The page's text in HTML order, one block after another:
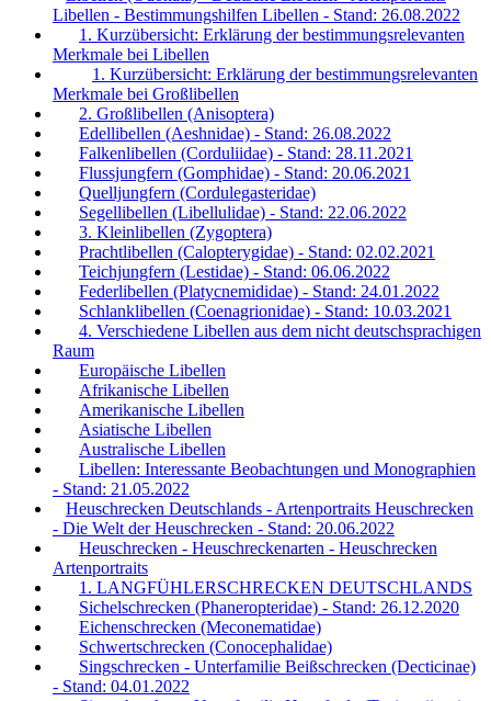
Libellen - Bestimmungshilfen Libellen - Stand: 26.08.2022
1. Kurzübersicht: Erklärung der bestimmungsrelevanten
Merkmale bei Libellen
1. Kurzübersicht: Erklärung der bestimmungsrelevanten
Merkmale bei Großlibellen
2. Großlibellen (Anisoptera)
Edellibellen (Aeshnidae) - Stand: 26.08.2022
Falkenlibellen (Corduliidae) - Stand: 28.11.2021
Flussjungfern (Gomphidae) - Stand: 20.06.2021
Quelljungfern (Cordulegasteridae)
Segellibellen (Libellulidae) - Stand: 22.06.2022
3. Kleinlibellen (Zygoptera)
Prachtlibellen (Calopterygidae) - Stand: 02.02.2021
Teichjungfern (Lestidae) - Stand: 06.06.2022
Federlibellen (Platycnemididae) - Stand: 24.01.2022
Schlanklibellen (Coenagrionidae) - Stand: 10.03.2021
4. Verschiedene Libellen aus dem nicht deutschsprachigen
Raum
Europäische Libellen
Afrikanische Libellen
Amerikanische Libellen
Asiatische Libellen
Australische Libellen
Libellen: Interessante Beobachtungen und Monographien
- Stand: 21.05.2022
Heuschrecken Deutschlands - Artenportraits Heuschrecken
- Die Welt der Heuschrecken - Stand: 20.06.2022
Heuschrecken - Heuschreckenarten - Heuschrecken
Artenportraits
1. LANGFÜHLERSCHRECKEN DEUTSCHLANDS
Sichelschrecken (Phaneropteridae) - Stand: 26.12.2020
Eichenschrecken (Meconematidae)
Schwertschrecken (Conocephalidae)
Singschrecken - Unterfamilie Beißschrecken (Decticinae)
- Stand: 04.01.2022